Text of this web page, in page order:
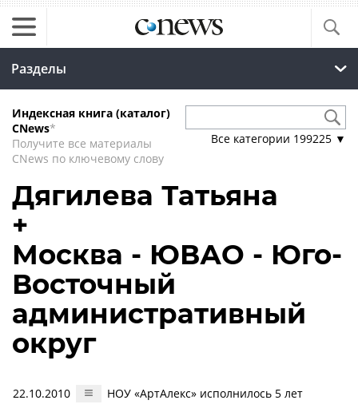
Разделы
Индексная книга (каталог)
CNews*
Получите все материалы
CNews по ключевому слову
Все категории 199225 ▼
Дягилева Татьяна
+
Москва - ЮВАО - Юго-
Восточный
административный
округ
22.10.2010 НОУ «АртАлекс» исполнилось 5 лет